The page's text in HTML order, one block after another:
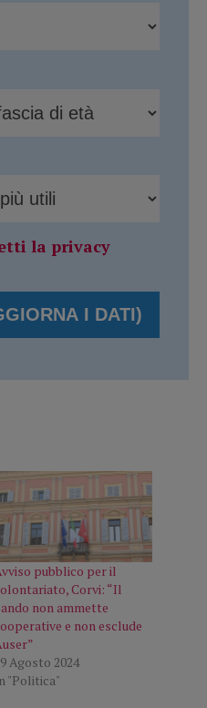
la privacy
pubblico per il
Corvi: “Il
non ammette
e non esclude
Agosto 2024
"Politica"